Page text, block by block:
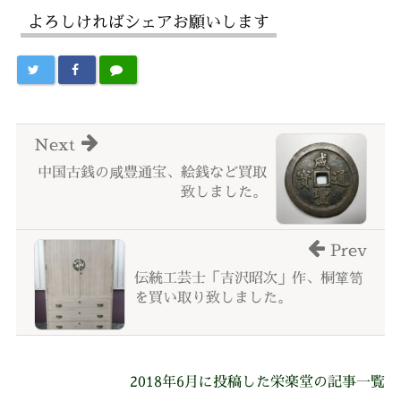
よろしければシェアお願いします
中国古銭の咸豊通宝、絵銭など買取
致しました。
Next
伝統工芸士「吉沢昭次」作、桐箪笥
を買い取り致しました。
Prev
2018年6月に投稿した栄楽堂の記事一覧